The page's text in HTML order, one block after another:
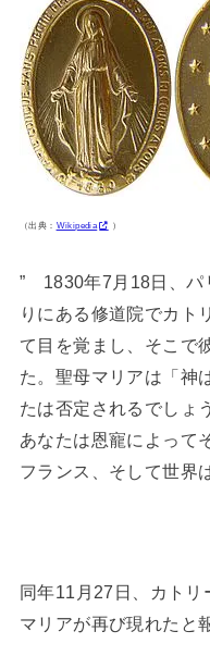
（出典： Wikipedia ）
” 1830年7月18日、パ
りにある修道院でカト
て目を覚まし、そこで
た。聖母マリアは「神
たは否定されるでしょ
あなたは恩寵によって
フランス、そして世界
同年11月27日、カト
マリアが再び現れたと